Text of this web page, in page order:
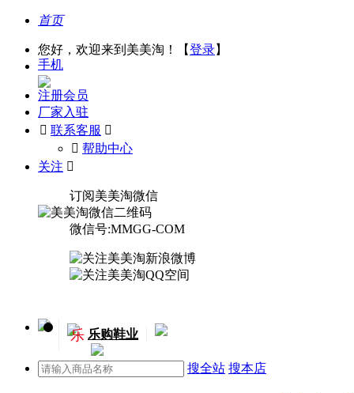
首页
您好，欢迎来到美美淘！【登录】
手机
注册会员
厂家入驻
 联系客服 
󰅃 帮助中心
关注 
订阅美美淘微信
微信号:MMGG-COM
乐 乐购鞋业
搜全站 搜本店